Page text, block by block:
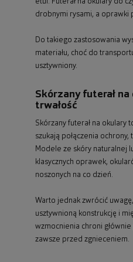
etui. Futerał na okulary do
drobnymi rysami, a oprawki
Do takiego zastosowania
materiału, choć do
usztywniony.
Skórzany futerał
trwałość
Skórzany futerał na
szukają połączenia
Modele ze skóry naturalnej
klasycznych oprawek,
noszonych na co dzień.
Warto jednak zwrócić
usztywnioną konstrukcję i
wzmocnienia chroni
zawsze przed zgnieceniem.